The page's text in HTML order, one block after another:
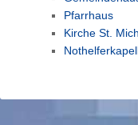
Pfarrhaus
Kirche St.